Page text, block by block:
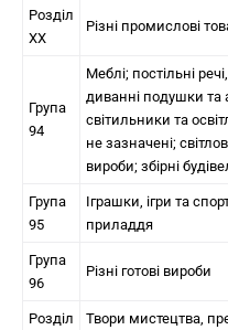
Розділ
XX
Різні промислові
Група
94
Меблі; постільні
диванні подушки та
світильники та
не зазначені;
вироби; збірні
Група
95
Іграшки, ігри та
приладдя
Група
96
Різні готові вироби
Розділ
Твори мистецтва,